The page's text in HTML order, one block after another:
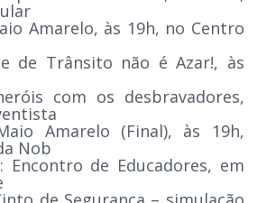
Amarelo, às 19h, no Centro
de Trânsito não é Azar!, às
com os desbravadores,
Amarelo (Final), às 19h,
Nob
Encontro de Educadores, em